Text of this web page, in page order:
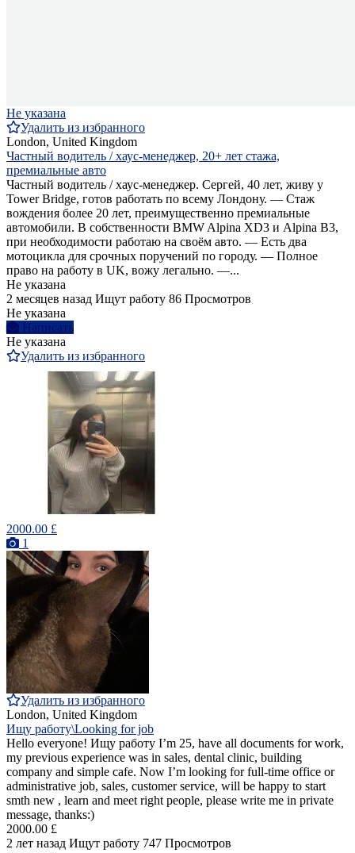
Не указана
Удалить из избранного
London, United Kingdom
Частный водитель / хаус-менеджер, 20+ лет стажа,
премиальные авто
Частный водитель / хаус-менеджер. Сергей, 40 лет, живу у
Tower Bridge, готов работать по всему Лондону. — Стаж
вождения более 20 лет, преимущественно премиальные
автомобили. В собственности BMW Alpina XD3 и Alpina B3,
при необходимости работаю на своём авто. — Есть два
мотоцикла для срочных поручений по городу. — Полное
право на работу в UK, вожу легально. —...
Не указана
2 месяцев назад Ищут работу 86 Просмотров
Не указана
Написать
Не указана
Удалить из избранного
2000.00 £
1
Удалить из избранного
London, United Kingdom
Ищу работу\Looking for job
Hello everyone! Ищу работу I’m 25, have all documents for work,
my previous experience was in sales, dental clinic, building
company and simple cafe. Now I’m looking for full-time office or
administrative job, sales, customer service, will be happy to start
smth new , learn and meet right people, please write me in private
message, thanks:)
2000.00 £
2 лет назад Ищут работу 747 Просмотров